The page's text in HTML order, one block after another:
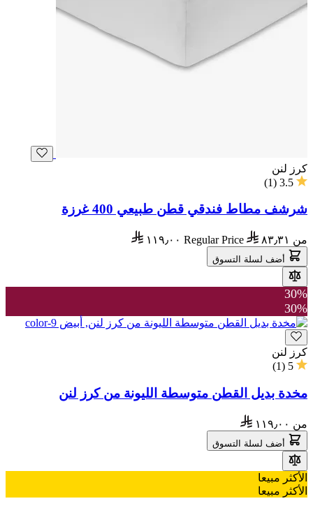
كرز لنن
3.5
(
1
)
شرشف مطاط فندقي قطن طبيعي 400 غرزة
من ٨٣٫٣١ Regular Price ١١٩٫٠٠
أضف لسلة التسوق
30%
30%
كرز لنن
5
(
1
)
مخدة بديل القطن متوسطة الليونة من كرز لنن
من ١١٩٫٠٠
أضف لسلة التسوق
الأكثر مبيعا
الأكثر مبيعا